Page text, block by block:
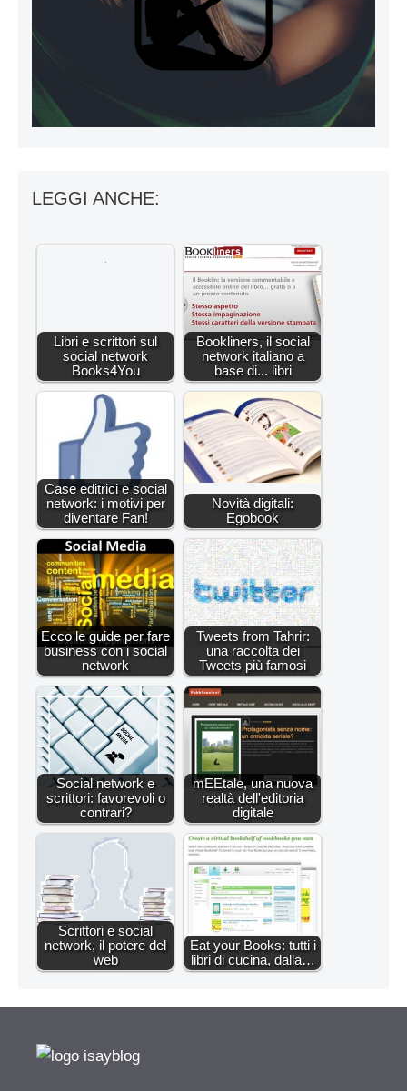
LEGGI ANCHE:
Libri e scrittori sul
social network
Books4You
Bookliners, il social
network italiano a
base di... libri
Case editrici e social
network: i motivi per
diventare Fan!
Novità digitali:
Egobook
Ecco le guide per fare
business con i social
network
Tweets from Tahrir:
una raccolta dei
Tweets più famosi
Social network e
scrittori: favorevoli o
contrari?
mEEtale, una nuova
realtà dell'editoria
digitale
Scrittori e social
network, il potere del
web
Eat your Books: tutti i
libri di cucina, dalla…